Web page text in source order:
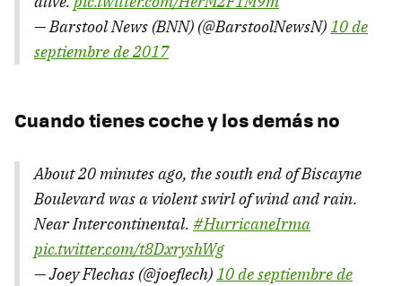
— Barstool News (BNN) (@BarstoolNewsN)10 de
septiembre de 2017
Cuando tienes coche y los demás no
About 20 minutes ago, the south end of Biscayne
Boulevard was a violent swirl of wind and rain.
Near Intercontinental. #HurricaneIrma
pic.twitter.com/t8DxryshWg
— Joey Flechas (@joeflech)10 de septiembre de